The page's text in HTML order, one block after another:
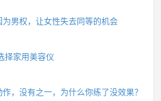
男权，让女性失去同等的机会
择家用美容仪
，没有之一，为什么你练了没效果？